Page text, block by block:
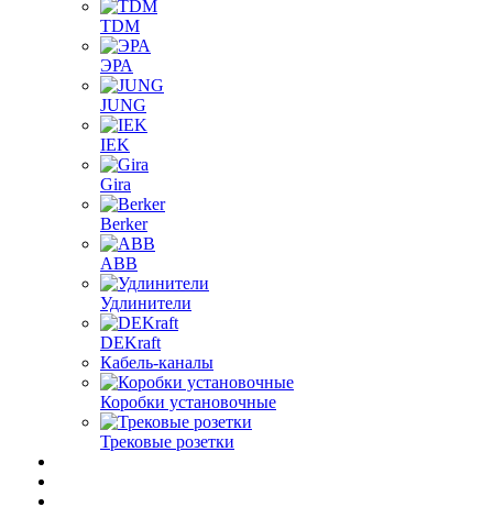
TDM
ЭРА
JUNG
IEK
Gira
Berker
ABB
Удлинители
DEKraft
Кабель-каналы
Коробки установочные
Трековые розетки